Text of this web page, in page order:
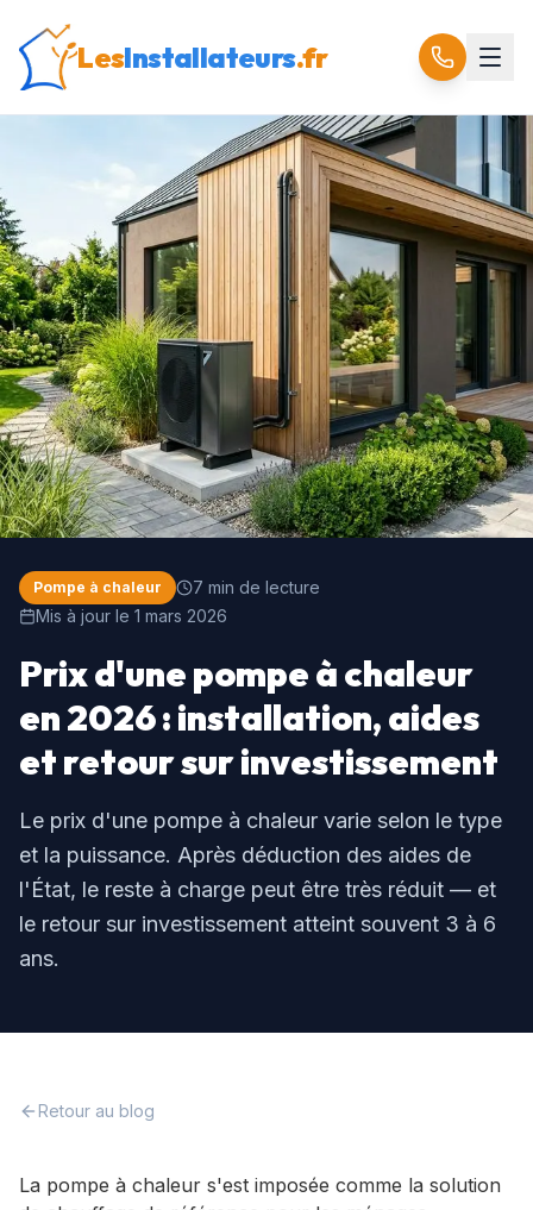
LesInstallateurs.fr
Pompe à chaleur 7 min de lecture
Mis à jour le 1 mars 2026
Prix d'une pompe à chaleur
en 2026 : installation, aides
et retour sur investissement
Le prix d'une pompe à chaleur varie selon le type
et la puissance. Après déduction des aides de
l'État, le reste à charge peut être très réduit — et
le retour sur investissement atteint souvent 3 à 6
ans.
Retour au blog
La pompe à chaleur s'est imposée comme la solution